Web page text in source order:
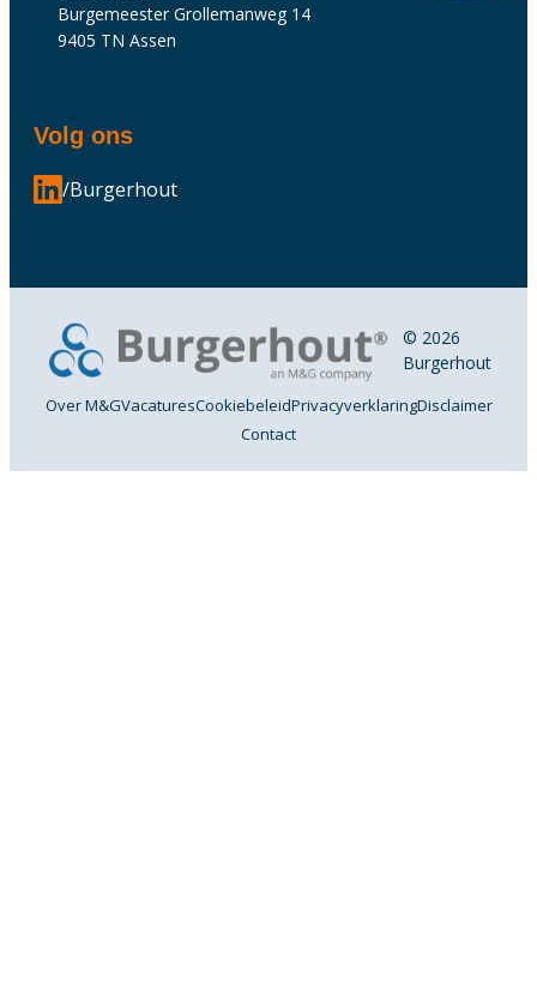
Burgemeester Grollemanweg 14
9405 TN Assen
Volg ons
/Burgerhout
© 2026
Burgerhout
Over M&GVacaturesCookiebeleidPrivacyverklaringDisclaimer
Contact